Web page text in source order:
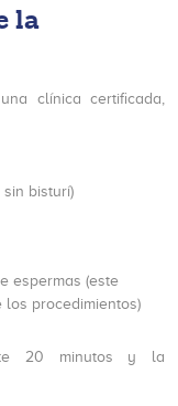
la
clínica certificada,
sin bisturí)
espermas (este
procedimientos)
20 minutos y la